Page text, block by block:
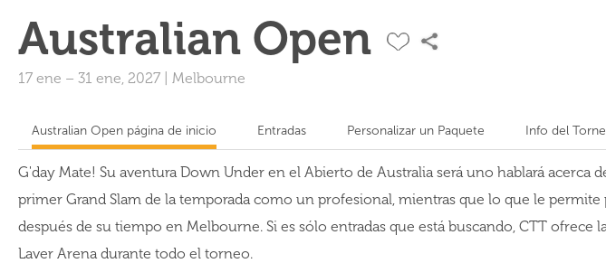
Australian Open
17 ene – 31 ene, 2027 Melbourne
Australian Open página de inicio Entradas Personalizar un Paquete Info del
G'day Mate! Su aventura Down Under en el Abierto de Australia será uno hablará
primer Grand Slam de la temporada como un profesional, mientras que lo que le
después de su tiempo en Melbourne. Si es sólo entradas que está buscando, CTT
Laver Arena durante todo el torneo.